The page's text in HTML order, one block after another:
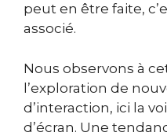
peut en être faite,
associé.
Nous observons à
l’exploration de
d’interaction, ici la
d’écran. Une